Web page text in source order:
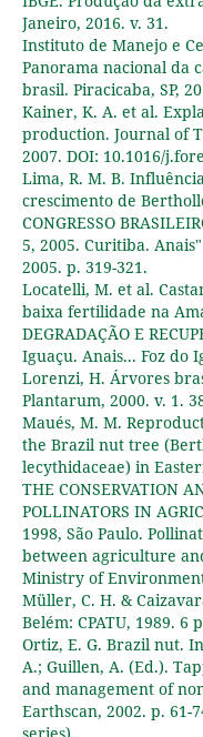
Janeiro, 2016. v. 31.
Instituto de Manejo e
Panorama nacional da
brasil. Piracicaba, SP,
Kainer, K. A. et al.
production. Journal of
2007. DOI: 10.1016/
Lima, R. M. B.
crescimento de
CONGRESSO
5, 2005. Curitiba.
2005. p. 319-321.
Locatelli, M. et al.
baixa fertilidade na
DEGRADAÇÃO E
Iguaçu. Anais... Foz do
Lorenzi, H. Árvores
Plantarum, 2000. v. 1.
Maués, M. M.
the Brazil nut tree
lecythidaceae) in
THE CONSERVATION
POLLINATORS IN
1998, São Paulo.
between agriculture
Ministry of
Müller, C. H. &
Belém: CPATU, 1989. 6
Ortiz, E. G. Brazil nut.
A.; Guillen, A. (Ed.).
and management of
Earthscan, 2002. p. 61-